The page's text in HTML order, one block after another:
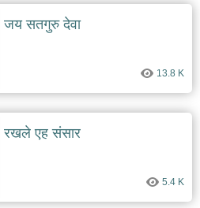
जय सतगुरु देवा
13.8 K
रखले एह संसार
5.4 K